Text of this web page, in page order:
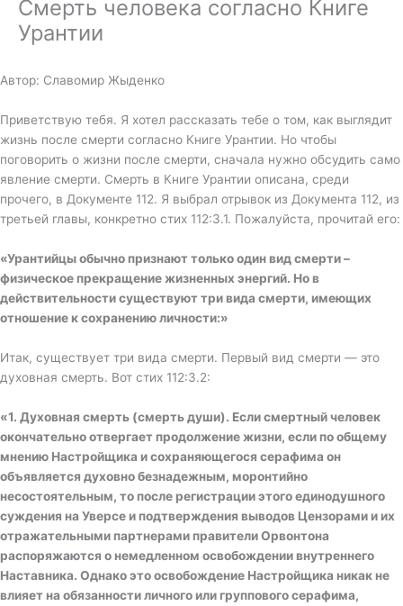
Смерть человека согласно Книге
Урантии
Автор: Славомир Жыденко
Приветствую тебя. Я хотел рассказать тебе о том, как выглядит
жизнь после смерти согласно Книге Урантии. Но чтобы
поговорить о жизни после смерти, сначала нужно обсудить само
явление смерти. Смерть в Книге Урантии описана, среди
прочего, в Документе 112. Я выбрал отрывок из Документа 112, из
третьей главы, конкретно стих 112:3.1. Пожалуйста, прочитай его:
«Урантийцы обычно признают только один вид смерти –
физическое прекращение жизненных энергий. Но в
действительности существуют три вида смерти, имеющих
отношение к сохранению личности:»
Итак, существует три вида смерти. Первый вид смерти — это
духовная смерть. Вот стих 112:3.2:
«1. Духовная смерть (смерть души). Если смертный человек
окончательно отвергает продолжение жизни, если по общему
мнению Настройщика и сохраняющегося серафима он
объявляется духовно безнадежным, моронтийно
несостоятельным, то после регистрации этого единодушного
суждения на Уверсе и подтверждения выводов Цензорами и их
отражательными партнерами правители Орвонтона
распоряжаются о немедленном освобождении внутреннего
Наставника. Однако это освобождение Настройщика никак не
влияет на обязанности личного или группового серафима,